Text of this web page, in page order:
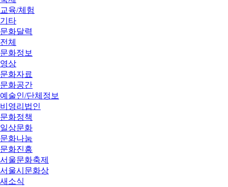
교육/체험
기타
문화달력
전체
문화정보
영상
문화자료
문화공간
예술인/단체정보
비영리법인
문화정책
일상문화
문화나눔
문화진흥
서울문화축제
서울시문화상
새소식